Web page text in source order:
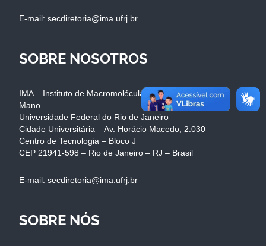
E-mail: secdiretoria@ima.ufrj.br
SOBRE NOSOTROS
IMA – Instituto de Macromoléculas Professora Eloisa
Mano
Universidade Federal do Rio de Janeiro
Cidade Universitária – Av. Horácio Macedo, 2.030
Centro de Tecnologia – Bloco J
CEP 21941-598 – Rio de Janeiro – RJ – Brasil
E-mail: secdiretoria@ima.ufrj.br
SOBRE NÓS